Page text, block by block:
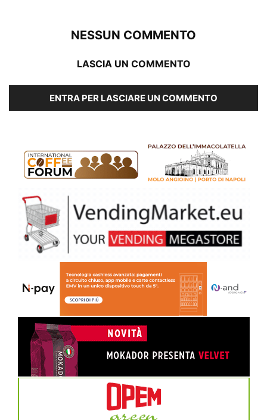
NESSUN COMMENTO
LASCIA UN COMMENTO
ENTRA PER LASCIARE UN COMMENTO